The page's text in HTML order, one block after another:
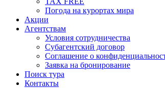
Погода на курортах мира
Акции
Агентствам
Условия сотрудничества
Субагентский договор
Соглашение о
Заявка на бронирование
Поиск тура
Контакты